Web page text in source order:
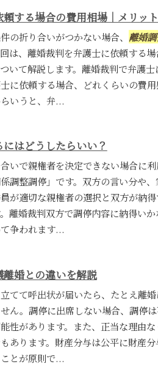
する場合の費用相場｜メリッ
の折り合いがつかない場合、 離婚
は、離婚裁判を弁護士に依頼する
いて解説します。離婚裁判で弁護
に依頼する場合、どれくらいの費
いうと、弁...
はどうしたらいい？
いで親権者を決定できない場合に利
調整調停」です。双方の言い分や
が適切な親権者の選択と双方が納
離婚裁判双方で調停内容に納得い
争われます...
婚との違いを解説
てて呼出状が届いたら、たとえ離婚
ん。調停に出席しない場合、調停は
性があります。また、正当な理由な
あります。財産分与は公平に財産
とが原則で...